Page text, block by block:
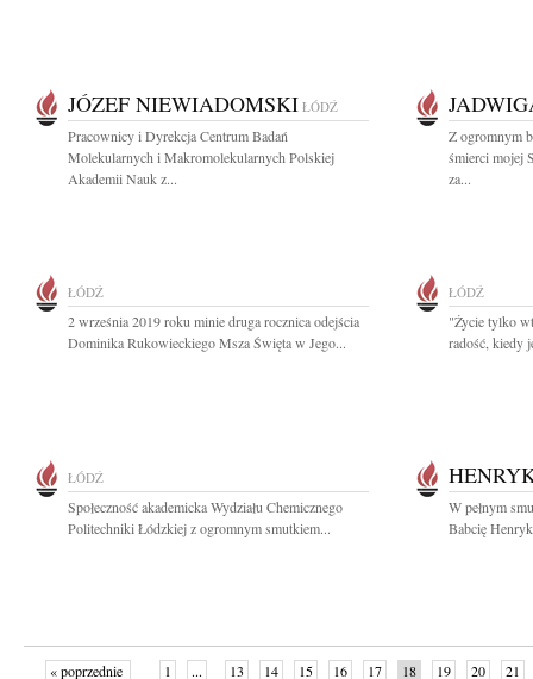
JÓZEF NIEWIADOMSKI ŁÓDŹ
Pracownicy i Dyrekcja Centrum Badań
Molekularnych i Makromolekularnych Polskiej
Akademii Nauk z...
Z ogromnym
śmierci mojej
za...
ŁÓDŹ
2 września 2019 roku minie druga rocznica odejścia
Dominika Rukowieckiego Msza Święta w Jego...
ŁÓDŹ
"Życie tylko
radość, kiedy
ŁÓDŹ
Społeczność akademicka Wydziału Chemicznego
Politechniki Łódzkiej z ogromnym smutkiem...
W pełnym
Babcię
« poprzednie 1 ... 13 14 15 16 17 18 19 20 21